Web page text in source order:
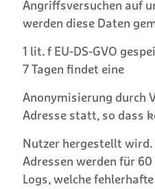
Angriffsversuchen auf
werden diese Daten
1 lit. f EU-DS-GVO
7 Tagen findet eine
Anonymisierung durch
Adresse statt, so dass
Nutzer hergestellt
Adressen werden für
Logs, welche